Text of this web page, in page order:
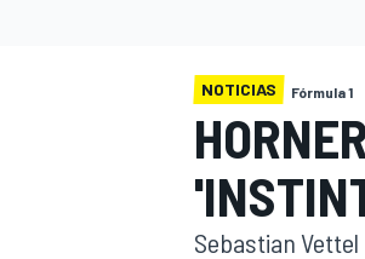
NOTICIAS Fórmula 1
Sebastian